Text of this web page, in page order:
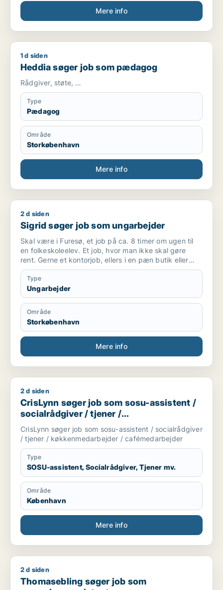
Mere info
Heddia søger job som pædagog
1 d siden
Heddia søger job som pædagog
Rådgiver, støte, …
Type
Pædagog
Område
Storkøbenhavn
Mere info
Sigrid søger job som ungarbejder
2 d siden
Sigrid søger job som ungarbejder
Skal være i Furesø, et job på ca. 8 timer om ugen til
en folkeskoleelev. Et job, hvor man ikke skal gøre
rent. Gerne et kontorjob, ellers i en pæn butik eller
andet.
Type
Ungarbejder
Område
Storkøbenhavn
Mere info
CrisLynn søger job som sosu-assistent / socialrådgiver /
2 d siden
CrisLynn søger job som sosu-assistent /
socialrådgiver / tjener /
køkkenmedarbejder / cafémedarbejder
CrisLynn søger job som sosu-assistent / socialrådgiver
/ tjener / køkkenmedarbejder / cafémedarbejder
Type
SOSU-assistent, Socialrådgiver, Tjener mv.
Område
København
Mere info
Thomasebling søger job som rengøringsassistent
2 d siden
Thomasebling søger job som